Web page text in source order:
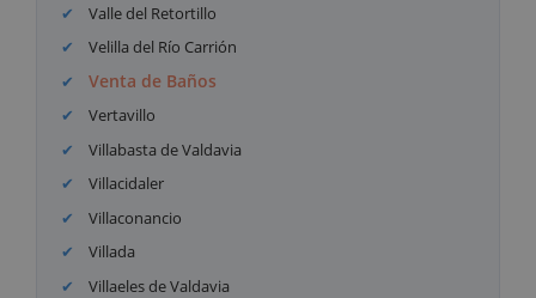
Valle del Retortillo
Velilla del Río Carrión
Venta de Baños
Vertavillo
Villabasta de Valdavia
Villacidaler
Villaconancio
Villada
Villaeles de Valdavia